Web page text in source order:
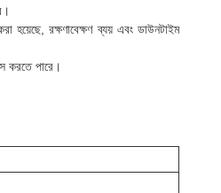
রক্ষণাবেক্ষণ ব্যয় এবং ডাউনটাইম
করতে পারে।